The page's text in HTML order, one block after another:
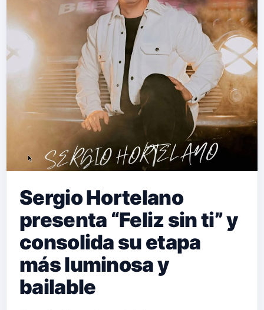
Sergio Hortelano
presenta “Feliz sin ti” y
consolida su etapa
más luminosa y
bailable